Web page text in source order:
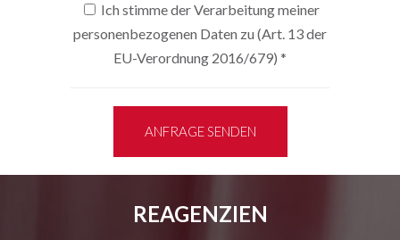
Ich stimme der Verarbeitung meiner
personenbezogenen Daten zu (Art. 13 der
EU-Verordnung 2016/679) *
ANFRAGE SENDEN
REAGENZIEN